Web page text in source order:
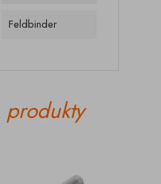
Feldbinder
produkty